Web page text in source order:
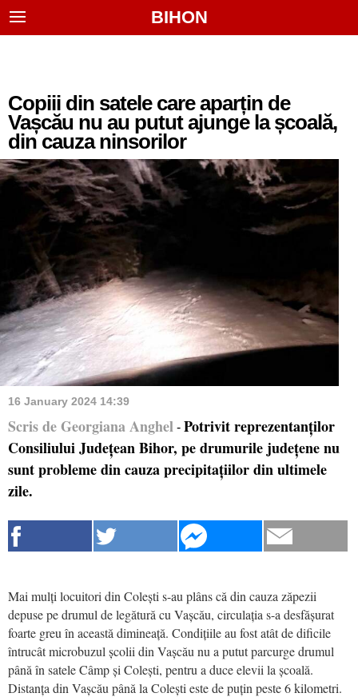
BIHON
Copiii din satele care aparțin de
Vașcău nu au putut ajunge la școală,
din cauza ninsorilor
16 January 2024 14:39
Scris de Georgiana Anghel - Potrivit reprezentanților
Consiliului Județean Bihor, pe drumurile județene nu
sunt probleme din cauza precipitațiilor din ultimele
zile.
Mai mulți locuitori din Colești s-au plâns că din cauza zăpezii
depuse pe drumul de legătură cu Vașcău, circulația s-a desfășurat
foarte greu în această dimineață. Condițiile au fost atât de dificile
întrucât microbuzul școlii din Vașcău nu a putut parcurge drumul
până în satele Câmp și Colești, pentru a duce elevii la școală.
Distanța din Vașcău până la Colești este de puțin peste 6 kilometri.